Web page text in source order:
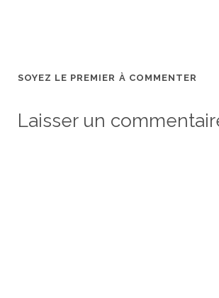
SOYEZ LE PREMIER À COMMENTER
Laisser un